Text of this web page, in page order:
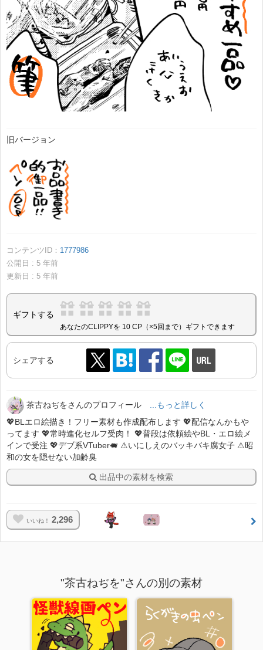
旧バージョン
コンテンツID： 1777986
公開日 : 5 年前
更新日 : 5 年前
ギフトする
あなたのCLIPPYを 10 CP（×5回まで）ギフトできます
シェアする
茶古ねぢをさんのプロフィール
...もっと詳しく
💖BLエロ絵描き！フリー素材も作成配布します 💖配信なんかもや
ってます 💖常時進化セルフ受肉！ 💖普段は依頼絵やBL・エロ絵メ
インで受注 💖デブ系VTuber🐖 ⚠いにしえのバッキバキ腐女子 ⚠昭
和の女を隠せない加齢臭
出品中の素材を検索
いいね！ 2,296
"茶古ねぢを"さんの別の素材